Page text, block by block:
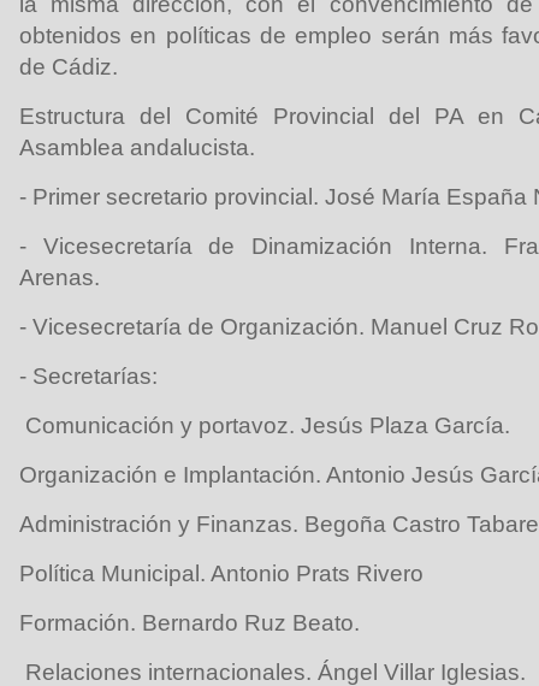
obtenidos en políticas de empleo serán más
de Cádiz.
Estructura del Comité Provincial del PA en
Asamblea andalucista.
- Primer secretario provincial. José María España
- Vicesecretaría de Dinamización Interna.
Arenas.
- Vicesecretaría de Organización. Manuel Cruz
- Secretarías:
Comunicación y portavoz. Jesús Plaza García.
Organización e Implantación. Antonio Jesús
Administración y Finanzas. Begoña Castro
Política Municipal. Antonio Prats Rivero
Formación. Bernardo Ruz Beato.
Relaciones internacionales. Ángel Villar Iglesias.